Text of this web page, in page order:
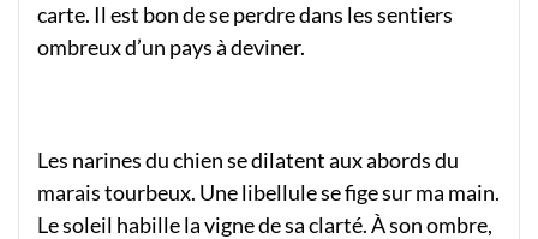
carte. Il est bon de se perdre dans les sentiers
ombreux d’un pays à deviner.
Les narines du chien se dilatent aux abords du
marais tourbeux. Une libellule se fige sur ma main.
Le soleil habille la vigne de sa clarté. À son ombre,